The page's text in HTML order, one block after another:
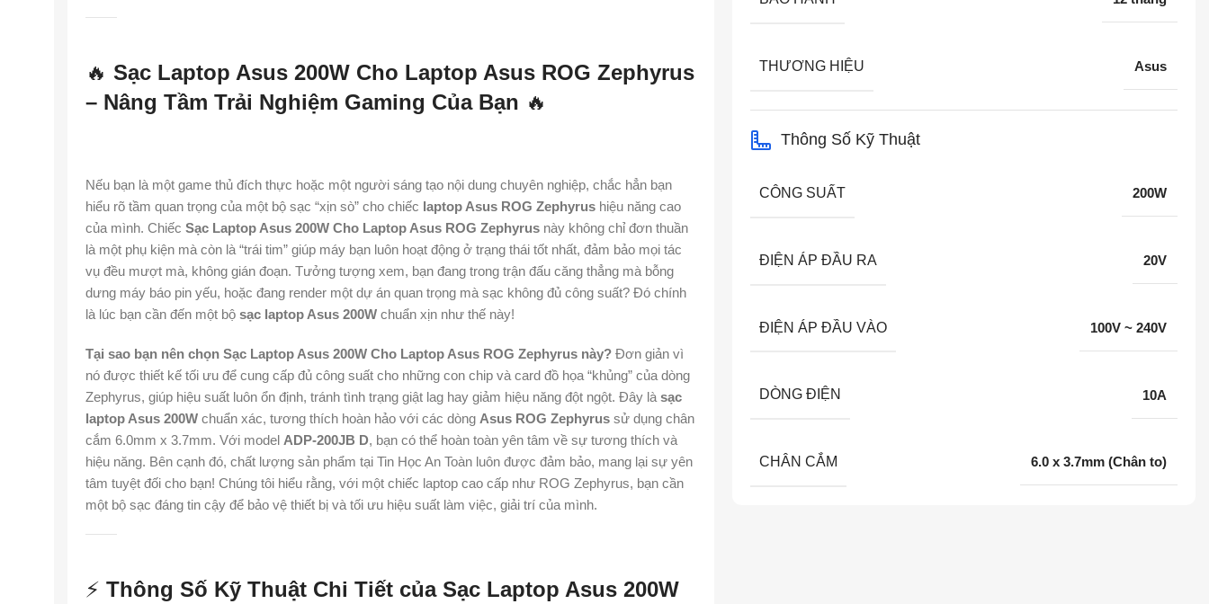
🔥 Sạc Laptop Asus 200W Cho Laptop Asus ROG Zephyrus
– Nâng Tầm Trải Nghiệm Gaming Của Bạn 🔥
Nếu bạn là một game thủ đích thực hoặc một người sáng tạo nội dung chuyên nghiệp, chắc hẳn bạn
hiểu rõ tầm quan trọng của một bộ sạc “xịn sò” cho chiếc laptop Asus ROG Zephyrus hiệu năng cao
của mình. Chiếc Sạc Laptop Asus 200W Cho Laptop Asus ROG Zephyrus này không chỉ đơn thuần
là một phụ kiện mà còn là “trái tim” giúp máy bạn luôn hoạt động ở trạng thái tốt nhất, đảm bảo mọi tác
vụ đều mượt mà, không gián đoạn. Tưởng tượng xem, bạn đang trong trận đấu căng thẳng mà bỗng
dưng máy báo pin yếu, hoặc đang render một dự án quan trọng mà sạc không đủ công suất? Đó chính
là lúc bạn cần đến một bộ sạc laptop Asus 200W chuẩn xịn như thế này!
Tại sao bạn nên chọn Sạc Laptop Asus 200W Cho Laptop Asus ROG Zephyrus này? Đơn giản vì
nó được thiết kế tối ưu để cung cấp đủ công suất cho những con chip và card đồ họa “khủng” của dòng
Zephyrus, giúp hiệu suất luôn ổn định, tránh tình trạng giật lag hay giảm hiệu năng đột ngột. Đây là sạc
laptop Asus 200W chuẩn xác, tương thích hoàn hảo với các dòng Asus ROG Zephyrus sử dụng chân
cắm 6.0mm x 3.7mm. Với model ADP-200JB D, bạn có thể hoàn toàn yên tâm về sự tương thích và
hiệu năng. Bên cạnh đó, chất lượng sản phẩm tại Tin Học An Toàn luôn được đảm bảo, mang lại sự yên
tâm tuyệt đối cho bạn! Chúng tôi hiểu rằng, với một chiếc laptop cao cấp như ROG Zephyrus, bạn cần
một bộ sạc đáng tin cậy để bảo vệ thiết bị và tối ưu hiệu suất làm việc, giải trí của mình.
⚡ Thông Số Kỹ Thuật Chi Tiết của Sạc Laptop Asus 200W
THƯƠNG HIỆU Asus
Thông Số Kỹ Thuật
CÔNG SUẤT 200W
ĐIỆN ÁP ĐẦU RA 20V
ĐIỆN ÁP ĐẦU VÀO 100V ~ 240V
DÒNG ĐIỆN 10A
CHÂN CẮM 6.0 x 3.7mm (Chân to)